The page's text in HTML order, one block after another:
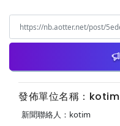
發佈單位名稱：kotim
新聞聯絡人：kotim